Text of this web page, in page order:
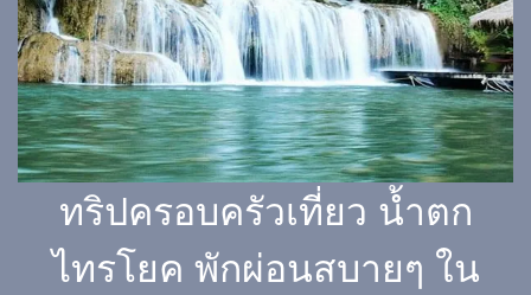
ทริปครอบครัวเที่ยว น้ำตก
ไทรโยค พักผ่อนสบายๆ ใน